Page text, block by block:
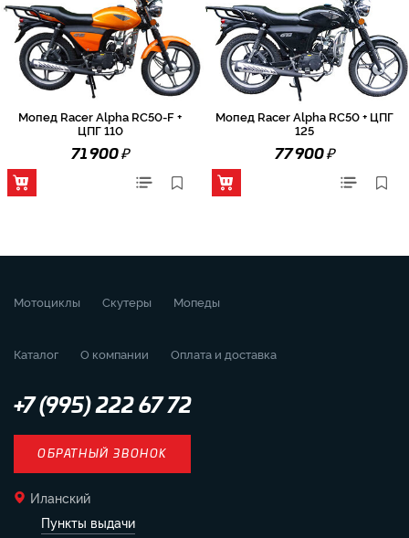
Мопед Racer Alpha RC50-F +
ЦПГ 110
71 900₽
Мопед Racer Alpha RC50 + ЦПГ
125
77 900₽
Мотоциклы Скутеры Мопеды
Каталог О компании Оплата и доставка
+7 (995) 222 67 72
ОБРАТНЫЙ ЗВОНОК
Иланский
Пункты выдачи